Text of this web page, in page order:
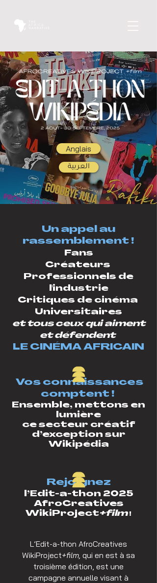
Anglais
العربية
Un appel au
rassemblement !
Fans
Créateurs
Professionnels de
l'industrie
Critiques de cinéma
Universitaires
et tous ceux qui aiment
et défendent
LE CINÉMA AFRICAIN
Vos connaissances
comptent !
​​Ensemble, mettons en
lumière
ce secteur créatif
d’exception sur
Wikipédia
Rejoignez
l’Edit-a-thon 2025
AfroCreatives
WikiProject+film!
L’Edit-a-thon AfroCreatives
WikiProject+film, qui en est à sa
troisième édition, est une
campagne annuelle visant à